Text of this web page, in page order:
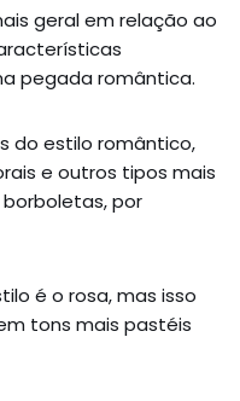
geral em relação ao
pegada romântica.
do estilo romântico,
e outros tipos mais
por
é o rosa, mas isso
tons mais pastéis